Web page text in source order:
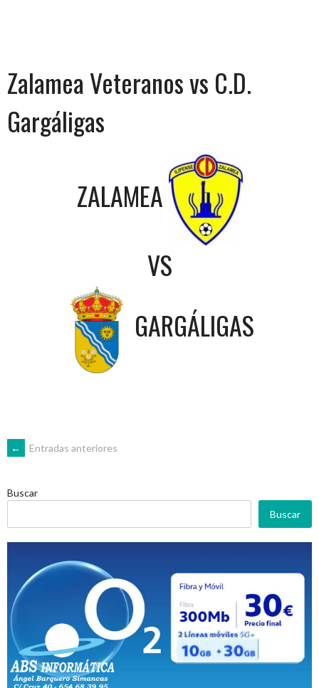
Zalamea Veteranos vs C.D.
Gargáligas
ZALAMEA
VS
GARGÁLIGAS
NAVEGACIÓN
DE
ENTRADAS
← Entradas anteriores
Buscar
Buscar